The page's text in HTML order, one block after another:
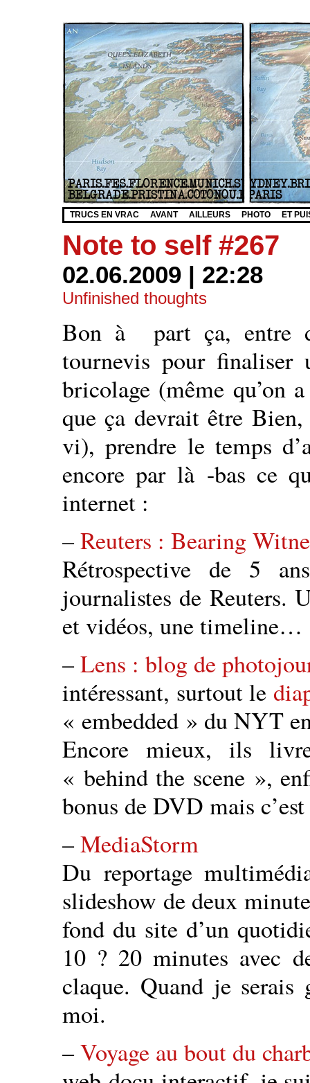
TRUCS EN VRAC AVANT AILLEURS PHOTO ET
Note to self #267
02.06.2009 | 22:28
Unfinished thoughts
Bon à part ça, entre
tournevis pour finaliser
bricolage (même qu’on
que ça devrait être
vi), prendre le temps
encore par là -bas ce
internet :
–Reuters : Bearing
Rétrospective de 5
journalistes de Reuters.
et vidéos, une timeline…
–Lens : blog de
intéressant, surtout le
« embedded » du NYT
Encore mieux, ils
« behind the scene »,
bonus de DVD mais
–MediaStorm
Du reportage
slideshow de deux
fond du site d’un
10 ? 20 minutes avec
claque. Quand je serais
moi.
–Voyage au bout du